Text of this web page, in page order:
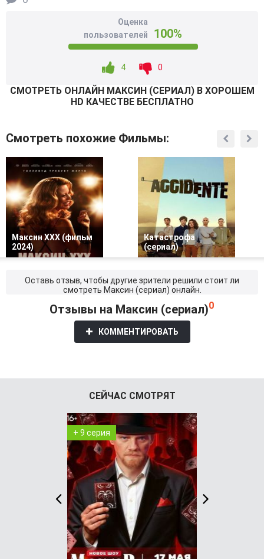
Оценка
пользователей
100%
4 0
СМОТРEТЬ ОНЛАЙН МАКСИН (СЕРИАЛ) В ХОРОШЕМ
HD КАЧЕСТВЕ БЕСПЛАТНО
Смотреть похожие Фильмы:
Максин XXX (фильм
2024)
Катастрофа
(сериал)
Оставь отзыв, чтобы другие зрители решили стоит ли
смотреть Максин (сериал) онлайн.
Отзывы на Максин (сериал)0
КОММЕНТИРОВАТЬ
СЕЙЧАС СМОТРЯТ
+ 9 серия